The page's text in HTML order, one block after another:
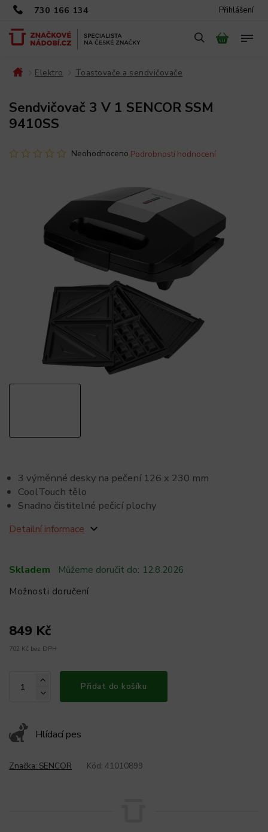
730 166 134 Přihlášení
Elektro Toastovače a sendvičovače
Sendvičovač 3 V 1 SENCOR SSM
9410SS
Neohodnoceno Podrobnosti hodnocení
Skladem Můžeme doručit do: 12.8.2026
Možnosti doručení
849 Kč
702 Kč bez DPH
Přidat do košíku
Hlídací pes
3 výměnné desky na pečení 126 x 230 mm
CoolTouch tělo
Snadno čistitelné pečicí plochy
Detailní informace
Značka: SENCOR Kód: 41010899